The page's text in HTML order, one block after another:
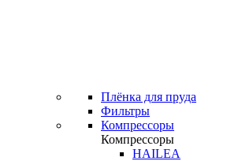
Плёнка для пруда
Фильтры
Компрессоры
Компрессоры
HAILEA